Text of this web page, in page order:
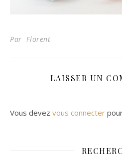
Par Florent
LAISSER UN
Vous devez vous connecter